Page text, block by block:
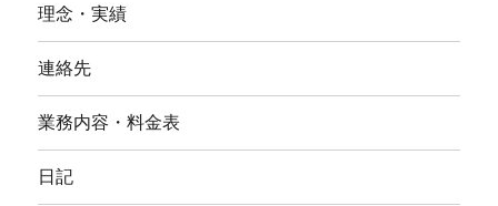
理念・実績
連絡先
業務内容・料金表
日記